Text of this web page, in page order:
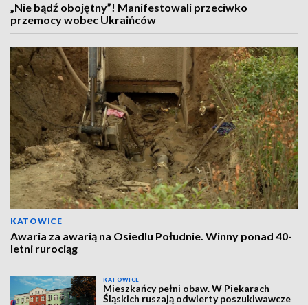
„Nie bądź obojętny”! Manifestowali przeciwko
przemocy wobec Ukraińców
KATOWICE
Awaria za awarią na Osiedlu Południe. Winny ponad 40-
letni rurociąg
KATOWICE
Mieszkańcy pełni obaw. W Piekarach
Śląskich ruszają odwierty poszukiwawcze